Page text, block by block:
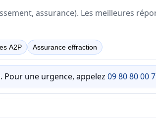
assurance). Les meilleures
A2P Assurance effraction
Pour une urgence, appelez 09 80 80 00